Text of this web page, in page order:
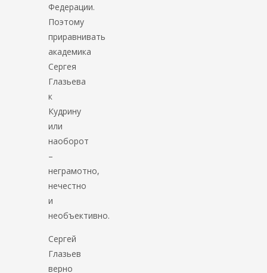
Федерации.
Поэтому
приравнивать
академика
Сергея
Глазьева
к
Кудрину
или
наоборот
–
неграмотно,
нечестно
и
необъективно.
Сергей
Глазьев
верно